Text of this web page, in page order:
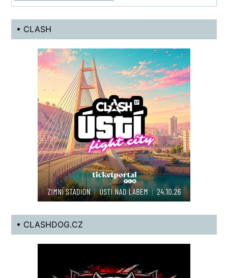
• CLASH
• CLASHDOG.CZ